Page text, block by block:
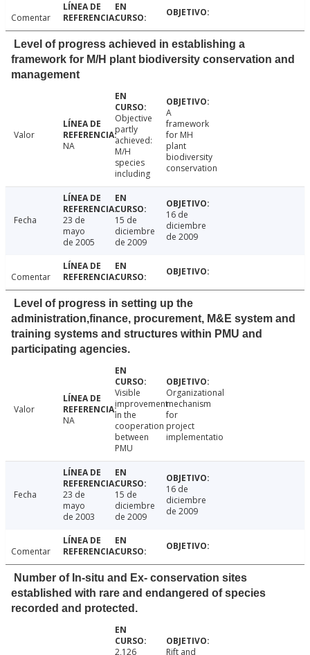
Comentar
Level of progress achieved in establishing a
framework for M/H plant biodiversity conservation and
management
Valor
NA
Objective
partly
achieved:
M/H
species
including
A
framework
for MH
plant
biodiversity
conservation
Fecha
23 de
mayo
de 2005
15 de
diciembre
de 2009
16 de
diciembre
de 2009
Comentar
Level of progress in setting up the
administration,finance, procurement, M&E system and
training systems and structures within PMU and
participating agencies.
Valor
NA
Visible
improvement
in the
cooperation
between
PMU
Organizational
mechanism
for
project
implementatio
Fecha
23 de
mayo
de 2003
15 de
diciembre
de 2009
16 de
diciembre
de 2009
Comentar
Number of In-situ and Ex- conservation sites
established with rare and endangered of species
recorded and protected.
2,126 Rift and